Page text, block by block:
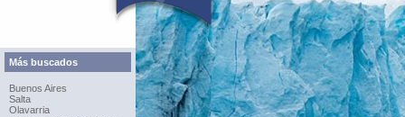
Más buscados
Buenos Aires
Salta
Olavarria